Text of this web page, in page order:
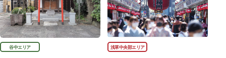
谷中エリア 浅草中央部エリア